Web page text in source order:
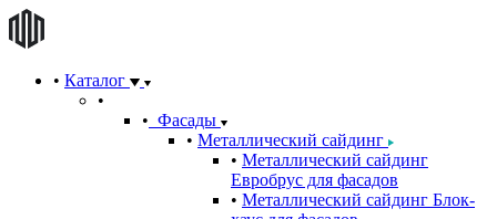
Каталог
Фасады
Металлический сайдинг
Металлический сайдинг
Евробрус для фасадов
Металлический сайдинг Блок-